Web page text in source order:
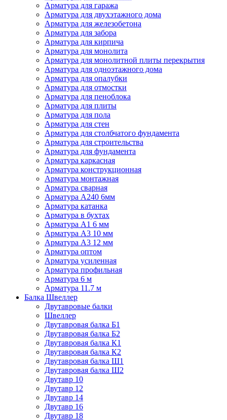
Арматура для гаража
Арматура для двухэтажного дома
Арматура для железобетона
Арматура для забора
Арматура для кирпича
Арматура для монолита
Арматура для монолитной плиты перекрытия
Арматура для одноэтажного дома
Арматура для опалубки
Арматура для отмостки
Арматура для пеноблока
Арматура для плиты
Арматура для пола
Арматура для стен
Арматура для столбчатого фундамента
Арматура для строительства
Арматура для фундамента
Арматура каркасная
Арматура конструкционная
Арматура монтажная
Арматура сварная
Арматура А240 6мм
Арматура катанка
Арматура в бухтах
Арматура А1 6 мм
Арматура А3 10 мм
Арматура А3 12 мм
Арматура оптом
Арматура усиленная
Арматура профильная
Арматура 6 м
Арматура 11.7 м
Балка Швеллер
Двутавровые балки
Швеллер
Двутавровая балка Б1
Двутавровая балка Б2
Двутавровая балка К1
Двутавровая балка К2
Двутавровая балка Ш1
Двутавровая балка Ш2
Двутавр 10
Двутавр 12
Двутавр 14
Двутавр 16
Двутавр 18